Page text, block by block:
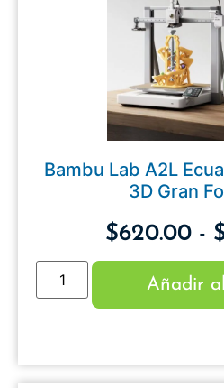
Bambu Lab A2L
3D Gran
$620.00 -
Añadir